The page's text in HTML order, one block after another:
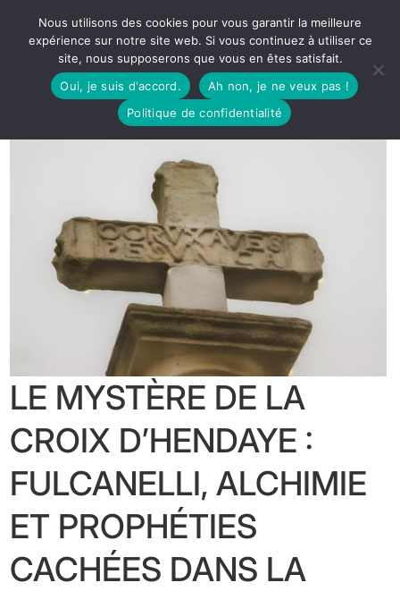
LE MYSTÈRE DE LA
CROIX D’HENDAYE :
FULCANELLI, ALCHIMIE
ET PROPHÉTIES
CACHÉES DANS LA
Nous utilisons des cookies pour vous garantir la meilleure
expérience sur notre site web. Si vous continuez à utiliser ce
site, nous supposerons que vous en êtes satisfait.
Oui, je suis d'accord.
Ah non, je ne veux pas !
Politique de confidentialité